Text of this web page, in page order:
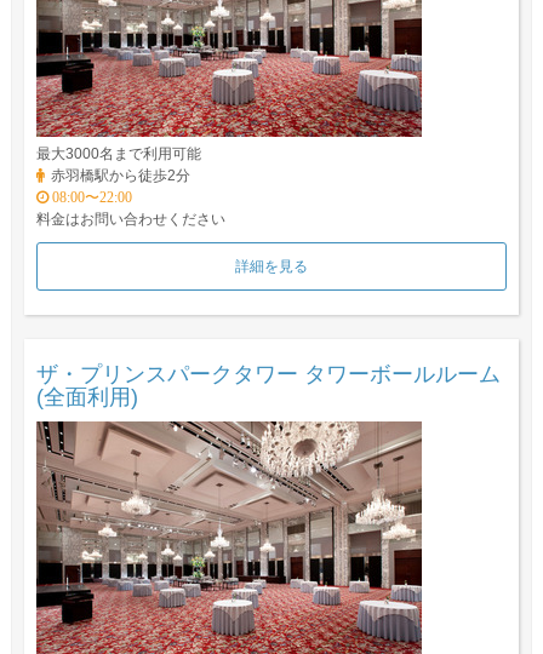
最大3000名まで利用可能
赤羽橋駅から徒歩2分
08:00〜22:00
料金はお問い合わせください
詳細を見る
ザ・プリンスパークタワー タワーボールルーム
(全面利用)